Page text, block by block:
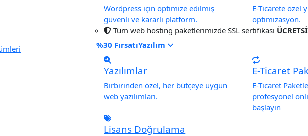
Wordpress için optimize edilmiş
güvenli ve kararlı platform.
E-Ticarete özel
optimizasyon.
Tüm web hosting paketlerimizde SSL sertifikası
%30 FırsatıYazılım
Yazılımlar
Birbirinden özel, her bütçeye uygun
web yazılımları.
E-Ticaret
E-Ticaret
profesyonel
başlayın
Lisans Doğrulama